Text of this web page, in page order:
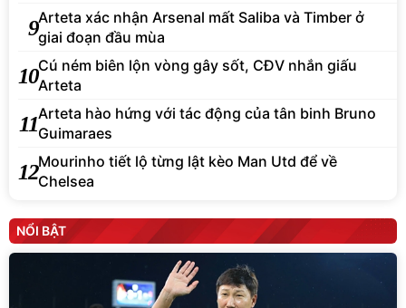
9Arteta xác nhận Arsenal mất Saliba và Timber ở
giai đoạn đầu mùa
10Cú ném biên lộn vòng gây sốt, CĐV nhắn giấu
Arteta
11Arteta hào hứng với tác động của tân binh Bruno
Guimaraes
12Mourinho tiết lộ từng lật kèo Man Utd để về
Chelsea
NỔI BẬT